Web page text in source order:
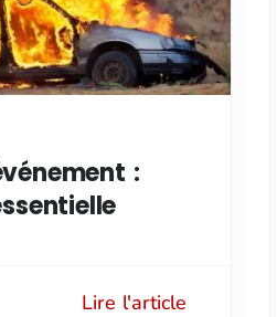
:
Lire l'article